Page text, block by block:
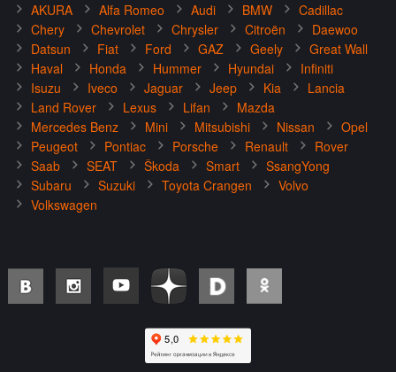
AKURA Alfa Romeo Audi BMW
Cadillac
Chery
Chevrolet Chrysler Citroën
Daewoo
Datsun
Fiat Ford GAZ Geely
Great Wall
Haval
Honda Hummer Hyundai
Infiniti
Isuzu
Iveco Jaguar Jeep Kia
Lancia
Land Rover
Lexus Lifan
Mazda
Mercedes Benz
Mini Mitsubishi Nissan
Opel
Peugeot
Pontiac Porsche Renault
Rover
Saab
SEAT Škoda Smart
SsangYong
Subaru
Suzuki Toyota Crangen
Volvo
Volkswagen